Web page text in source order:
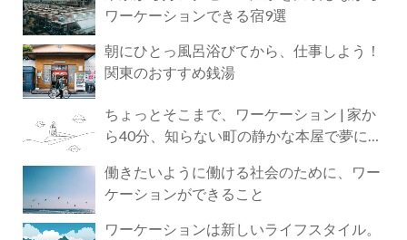
ワーケーションできる宿9選
朝にひとっ風呂浴びてから、仕事しよう！
関東のおすすめ銭湯
ちょっとそこまで、ワーケーション | 家か
ら40分、知らない町の静かな本屋で夢に近
働きたいように働ける社会のために、ワー
ケーションができること
ワーケーションは新しいライフスタイル。